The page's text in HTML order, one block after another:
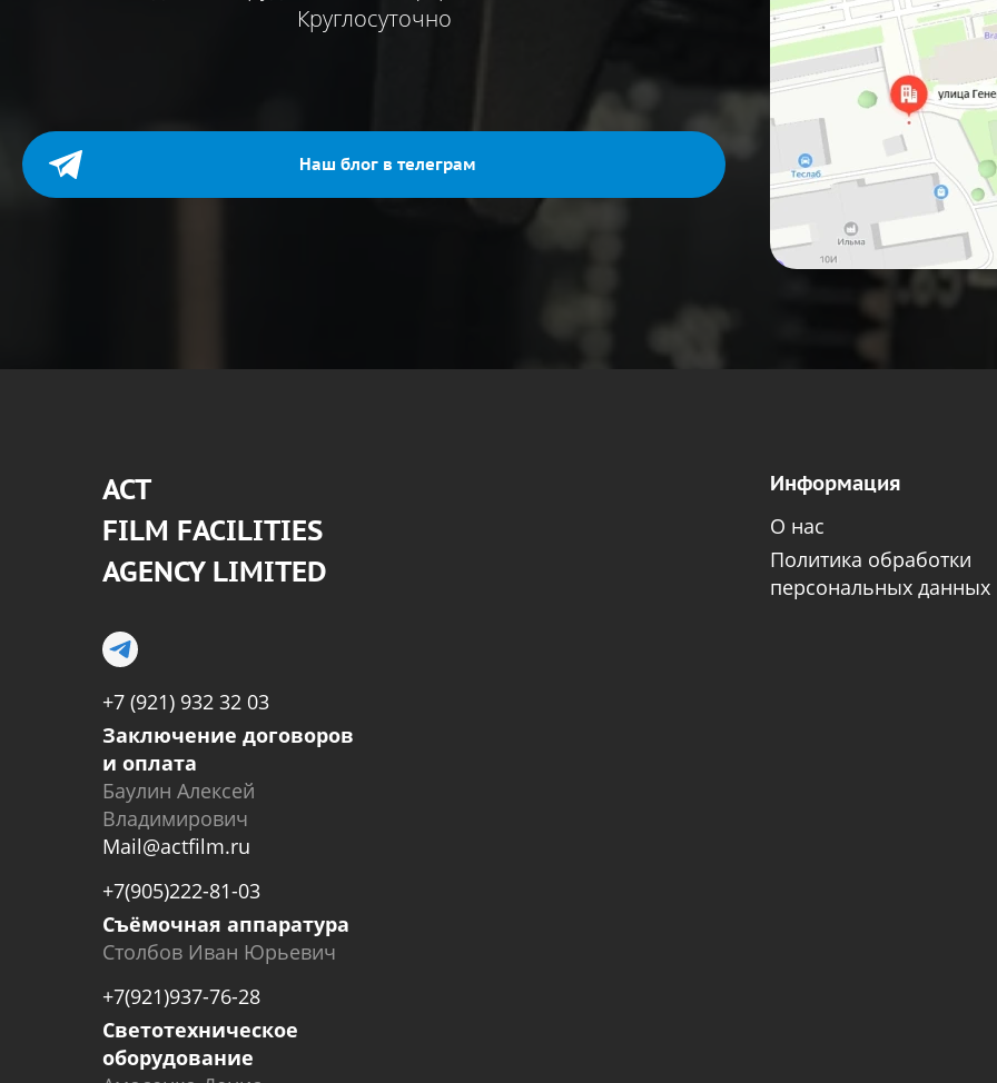
Круглосуточно
Наш блог в телеграм
АСТ
FILM FACILITIES
AGENCY LIMITED
+7 (921) 932 32 03
Заключение договоров
и оплата
Баулин Алексей
Владимирович
Mail@actfilm.ru
+7(905)222-81-03
Съёмочная аппаратура
Столбов Иван Юрьевич
+7(921)937-76-28
Светотехническое
оборудование
Информация
О нас
Политика обработки
персональных данных